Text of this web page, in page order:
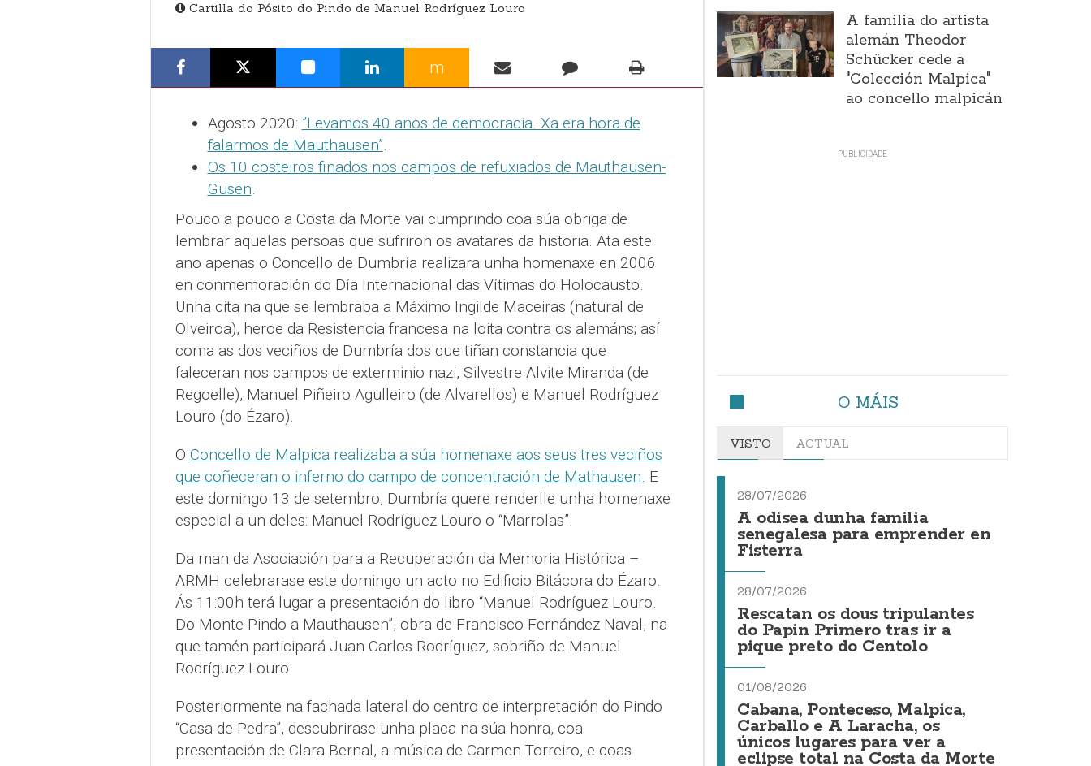
Cartilla do Pósito do Pindo de Manuel Rodríguez Louro
m
Agosto 2020: ”Levamos 40 anos de democracia. Xa era hora de
falarmos de Mauthausen”.
Os 10 costeiros finados nos campos de refuxiados de Mauthausen-
Gusen.
Pouco a pouco a Costa da Morte vai cumprindo coa súa obriga de
lembrar aquelas persoas que sufriron os avatares da historia. Ata este
ano apenas o Concello de Dumbría realizara unha homenaxe en 2006
en conmemoración do Día Internacional das Vítimas do Holocausto.
Unha cita na que se lembraba a Máximo Ingilde Maceiras (natural de
Olveiroa), heroe da Resistencia francesa na loita contra os alemáns; así
coma as dos veciños de Dumbría dos que tiñan constancia que
faleceran nos campos de exterminio nazi, Silvestre Alvite Miranda (de
Regoelle), Manuel Piñeiro Agulleiro (de Alvarellos) e Manuel Rodríguez
Louro (do Ézaro).
O Concello de Malpica realizaba a súa homenaxe aos seus tres veciños
que coñeceran o inferno do campo de concentración de Mathausen. E
este domingo 13 de setembro, Dumbría quere renderlle unha homenaxe
especial a un deles: Manuel Rodríguez Louro o “Marrolas”.
Da man da Asociación para a Recuperación da Memoria Histórica –
ARMH celebrarase este domingo un acto no Edificio Bitácora do Ézaro.
Ás 11:00h terá lugar a presentación do libro “Manuel Rodríguez Louro.
Do Monte Pindo a Mauthausen”, obra de Francisco Fernández Naval, na
que tamén participará Juan Carlos Rodríguez, sobriño de Manuel
Rodríguez Louro.
Posteriormente na fachada lateral do centro de interpretación do Pindo
“Casa de Pedra”, descubrirase unha placa na súa honra, coa
presentación de Clara Bernal, a música de Carmen Torreiro, e coas
A familia do artista
alemán Theodor
Schücker cede a
"Colección Malpica"
ao concello malpicán
O MÁIS
VISTO ACTUAL
28/07/2026
A odisea dunha familia
senegalesa para emprender en
Fisterra
28/07/2026
Rescatan os dous tripulantes
do Papin Primero tras ir a
pique preto do Centolo
01/08/2026
Cabana, Ponteceso, Malpica,
Carballo e A Laracha, os
únicos lugares para ver a
eclipse total na Costa da Morte